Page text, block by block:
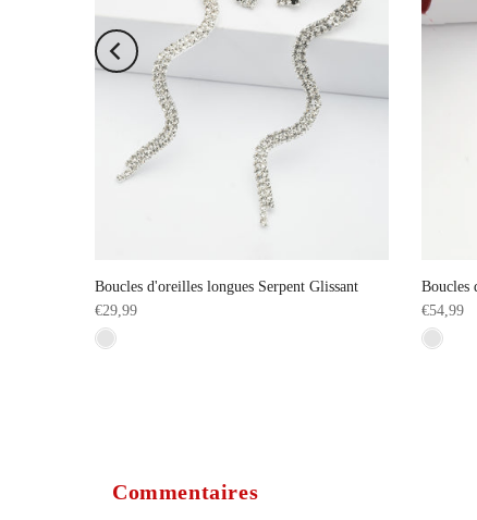
Boucles d'oreilles longues Serpent Glissant
€29,99
Boucles
€54,99
Commentaires